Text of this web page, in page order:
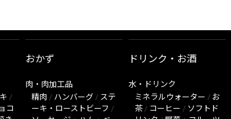
/
コ
おかず
肉・肉加工品
精肉 / ハンバーグ / ステ
ーキ・ローストビーフ /
ドリンク・お酒
水・ドリンク
ミネラルウォーター / お
茶 / コーヒー / ソフトド